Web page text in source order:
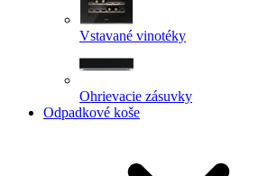
Vstavané vinotéky
Ohrievacie zásuvky
Odpadkové koše